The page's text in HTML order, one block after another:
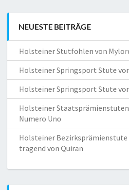
NEUESTE BEITRÄGE
Holsteiner Stutfohlen von
Holsteiner Springsport Stute
Holsteiner Springsport Stute
Holsteiner
Numero Uno
Holsteiner Bezirksprämienstute
tragend von Quiran